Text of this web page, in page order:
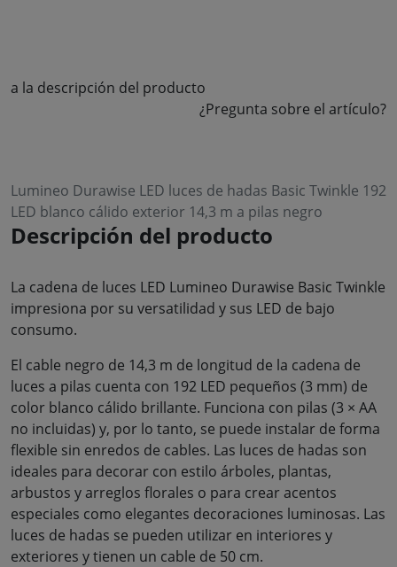
a la descripción del producto
¿Pregunta sobre el artículo?
Lumineo Durawise LED luces de hadas Basic Twinkle 192
LED blanco cálido exterior 14,3 m a pilas negro
Descripción del producto
La cadena de luces LED Lumineo Durawise Basic Twinkle
impresiona por su versatilidad y sus LED de bajo
consumo.
El cable negro de 14,3 m de longitud de la cadena de
luces a pilas cuenta con 192 LED pequeños (3 mm) de
color blanco cálido brillante. Funciona con pilas (3 × AA
no incluidas) y, por lo tanto, se puede instalar de forma
flexible sin enredos de cables. Las luces de hadas son
ideales para decorar con estilo árboles, plantas,
arbustos y arreglos florales o para crear acentos
especiales como elegantes decoraciones luminosas. Las
luces de hadas se pueden utilizar en interiores y
exteriores y tienen un cable de 50 cm.